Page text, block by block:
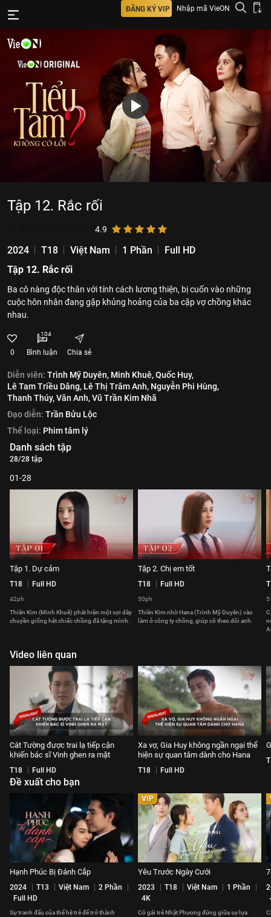
ĐĂNG KÝ VIP Nhập mã VieON
Tập 12. Rắc rối
4.9
2024 T18 Việt Nam 1 Phần
Full HD
Tập 12. Rắc rối
Ba cô nàng độc thân với tính cách lương thiện, bị cuốn vào những
cuộc hôn nhân đang gặp khủng hoảng của ba cặp vợ chồng khác
nhau.
0
104
Bình luận Chia sẻ
Diễn viên: Trình Mỹ Duyên, Minh Khuê,Quốc Huy,
Lê Tam Triều Dâng, Lê Thị Trâm Anh, Nguyễn Phi Hùng,
Thanh Thúy,Văn Anh,Vũ Trần Kim Nhã
Đạo diễn: Trần Bửu Lộc
Thể loại: Phim tâm lý
Danh sách tập
28/28 tập
01-28
Tập 1. Dự cảm
T18 Full HD
42ph
Thiên Kim (Minh Khuê) phát hiện một sợi dây
chuyền giống hệt chiếc chồng đã tặng mình.
Tập 2. Chị em tốt
T18 Full HD
50ph
Thiên Kim nhờ Hana (Trình Mỹ Duyên) vào
làm ở công ty chồng, giúp cô theo dõi anh.
Video liên quan
Cát Tường được trai lạ tiếp cận
khiến bác sĩ Vinh ghen ra mặt
T18 Full HD
Xa vợ, Gia Huy không ngần ngại thể
hiện sự quan tâm dành cho Hana
T18 Full HD
Đề xuất cho bạn
Hạnh Phúc Bị Đánh Cắp
2024 T13 Việt Nam
2 Phần
Full HD
Sự tranh đấu của thế hệ trẻ để trở thành
VIP
Yêu Trước Ngày Cưới
2023 T18 Việt Nam
1 Phần
4K
Cô gái trẻ Nhật Phương đứng giữa sự lựa